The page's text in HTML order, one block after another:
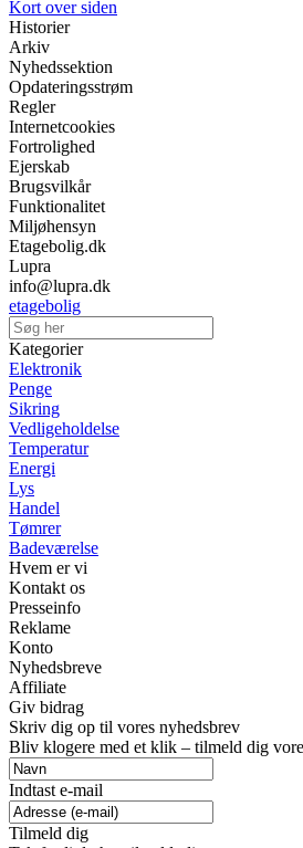
Kort over siden
Historier
Arkiv
Nyhedssektion
Opdateringsstrøm
Regler
Internetcookies
Fortrolighed
Ejerskab
Brugsvilkår
Funktionalitet
Miljøhensyn
Etagebolig.dk
Lupra
info@lupra.dk
etagebolig
Kategorier
Elektronik
Penge
Sikring
Vedligeholdelse
Temperatur
Energi
Lys
Handel
Tømrer
Badeværelse
Hvem er vi
Kontakt os
Presseinfo
Reklame
Konto
Nyhedsbreve
Affiliate
Giv bidrag
Skriv dig op til vores nyhedsbrev
Bliv klogere med et klik – tilmeld dig
Indtast e-mail
Tilmeld dig